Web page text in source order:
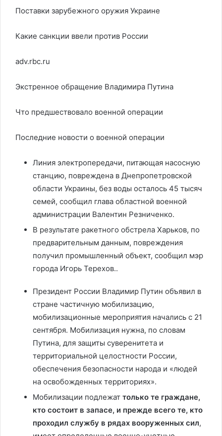
Поставки зарубежного оружия Украине
Какие санкции ввели против России
adv.rbc.ru
Экстренное обращение Владимира Путина
Что предшествовало военной операции
Последние новости о военной операции
Линия электропередачи, питающая насосную
станцию, повреждена в Днепропетровской
области Украины, без воды осталось 45 тысяч
семей, сообщил глава областной военной
администрации Валентин Резниченко.
В результате ракетного обстрела Харьков, по
предварительным данным, повреждения
получил промышленный объект, сообщил мэр
города Игорь Терехов..
Президент России Владимир Путин объявил в
стране частичную мобилизацию,
мобилизационные мероприятия начались с 21
сентября. Мобилизация нужна, по словам
Путина, для защиты суверенитета и
территориальной целостности России,
обеспечения безопасности народа и «людей
на освобожденных территориях».
Мобилизации подлежат только те граждане,
кто состоит в запасе, и прежде всего те, кто
проходил службу в рядах вооруженных сил,